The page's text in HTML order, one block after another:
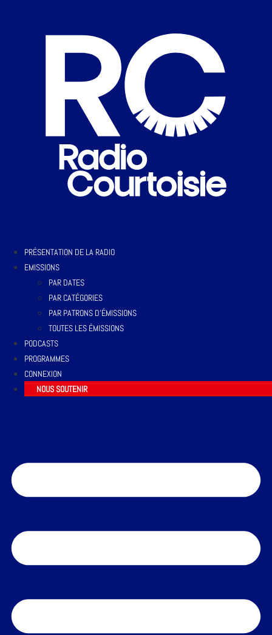
PRÉSENTATION DE LA RADIO
EMISSIONS
PAR DATES
PAR CATÉGORIES
PAR PATRONS D’ÉMISSIONS
TOUTES LES ÉMISSIONS
PODCASTS
PROGRAMMES
CONNEXION
NOUS SOUTENIR